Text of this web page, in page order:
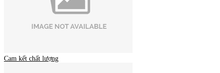
Cam kết chất lượng